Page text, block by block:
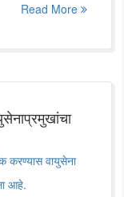
Read More
करण्यास वायुसेना
आहे.